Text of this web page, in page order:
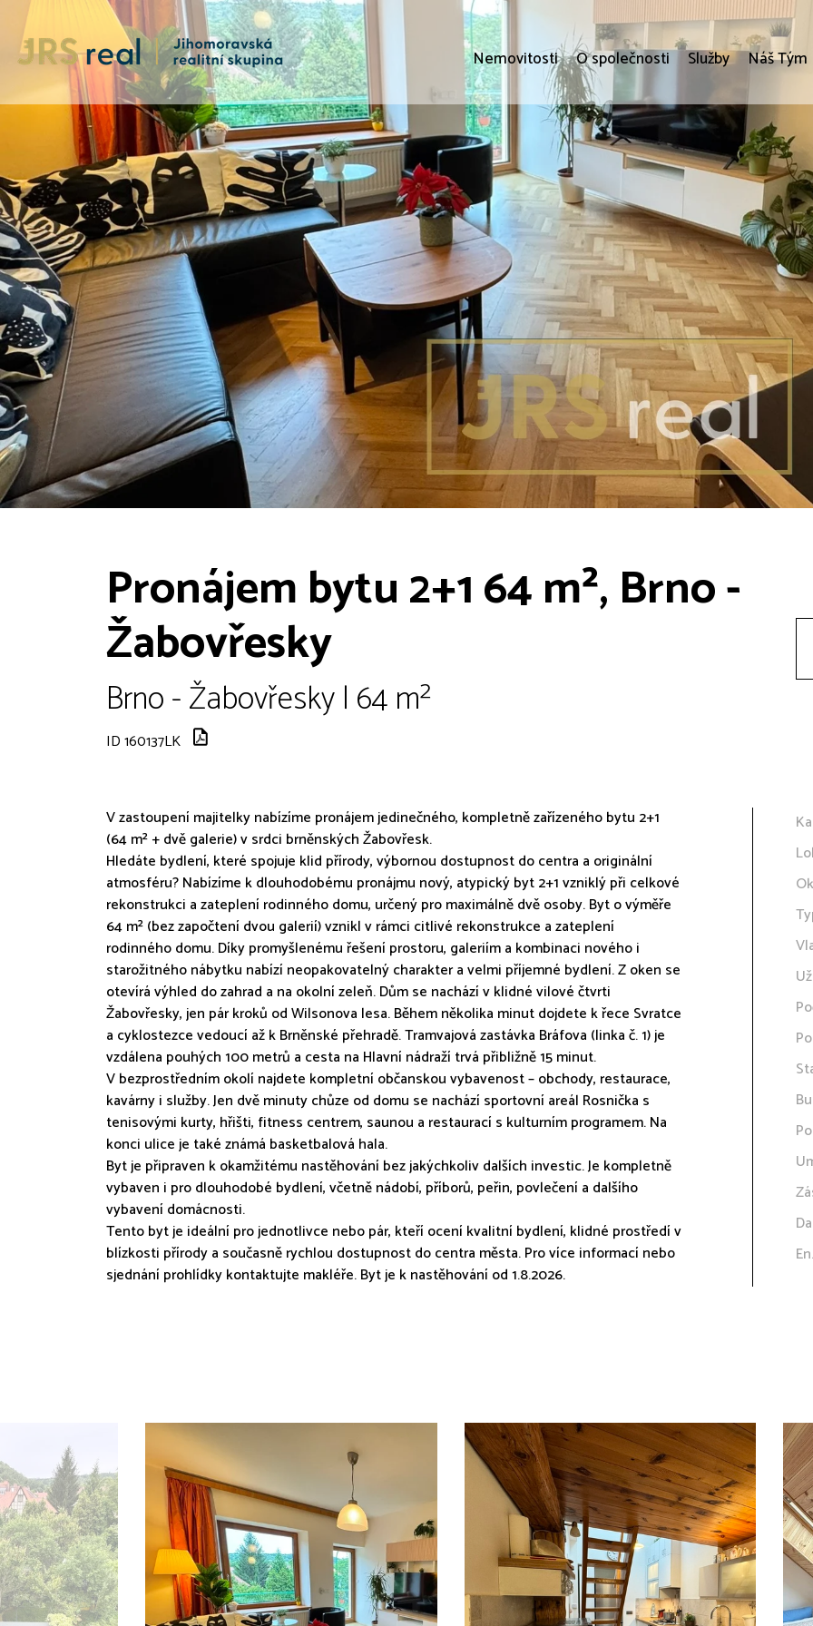
Nemovitosti O společnosti Služby Náš Tým
Pronájem bytu 2+1 64 m², Brno -
Žabovřesky
Brno - Žabovřesky | 64 m²
ID 160137LK
V zastoupení majitelky nabízíme pronájem jedinečného, kompletně zařízeného bytu 2+1
(64 m² + dvě galerie) v srdci brněnských Žabovřesk.
Hledáte bydlení, které spojuje klid přírody, výbornou dostupnost do centra a originální
atmosféru? Nabízíme k dlouhodobému pronájmu nový, atypický byt 2+1 vzniklý při celkové
rekonstrukci a zateplení rodinného domu, určený pro maximálně dvě osoby. Byt o výměře
64 m² (bez započtení dvou galerií) vznikl v rámci citlivé rekonstrukce a zateplení
rodinného domu. Díky promyšlenému řešení prostoru, galeriím a kombinaci nového i
starožitného nábytku nabízí neopakovatelný charakter a velmi příjemné bydlení. Z oken se
otevírá výhled do zahrad a na okolní zeleň. Dům se nachází v klidné vilové čtvrti
Žabovřesky, jen pár kroků od Wilsonova lesa. Během několika minut dojdete k řece Svratce
a cyklostezce vedoucí až k Brněnské přehradě. Tramvajová zastávka Bráfova (linka č. 1) je
vzdálena pouhých 100 metrů a cesta na Hlavní nádraží trvá přibližně 15 minut.
V bezprostředním okolí najdete kompletní občanskou vybavenost – obchody, restaurace,
kavárny i služby. Jen dvě minuty chůze od domu se nachází sportovní areál Rosnička s
tenisovými kurty, hřišti, fitness centrem, saunou a restaurací s kulturním programem. Na
konci ulice je také známá basketbalová hala.
Byt je připraven k okamžitému nastěhování bez jakýchkoliv dalších investic. Je kompletně
vybaven i pro dlouhodobé bydlení, včetně nádobí, příborů, peřin, povlečení a dalšího
vybavení domácnosti.
Tento byt je ideální pro jednotlivce nebo pár, kteří ocení kvalitní bydlení, klidné prostředí v
blízkosti přírody a současně rychlou dostupnost do centra města. Pro více informací nebo
sjednání prohlídky kontaktujte makléře. Byt je k nastěhování od 1.8.2026.